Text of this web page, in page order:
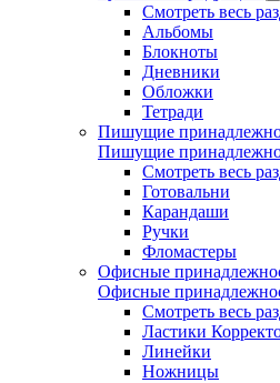
Смотреть весь
Альбомы
Блокноты
Дневники
Обложки
Тетради
Пишущие
Пишущие
Смотреть весь
Готовальни
Карандаши
Ручки
Фломастеры
Офисные
Офисные
Смотреть весь
Ластики
Линейки
Ножницы